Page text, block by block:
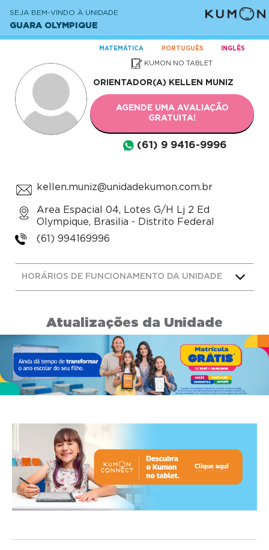
SEJA BEM-VINDO À UNIDADE
GUARA OLYMPIQUE
MATEMÁTICA PORTUGUÊS INGLÊS
KUMON NO TABLET
ORIENTADOR(A) KELLEN MUNIZ
AGENDE UMA AVALIAÇÃO
GRATUITA!
(61) 9 9416-9996
kellen.muniz@unidadekumon.com.br
Area Espacial 04, Lotes G/H Lj 2 Ed
Olympique, Brasilia - Distrito Federal
(61) 994169996
HORÁRIOS DE FUNCIONAMENTO DA UNIDADE
Atualizações da Unidade